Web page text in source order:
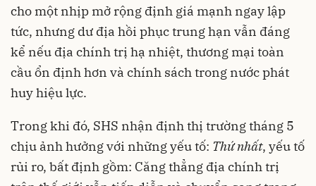
cho một nhịp mở rộng định giá mạnh ngay lập
tức, nhưng dư địa hồi phục trung hạn vẫn đáng
kể nếu địa chính trị hạ nhiệt, thương mại toàn
cầu ổn định hơn và chính sách trong nước phát
huy hiệu lực.
Trong khi đó, SHS nhận định thị trường tháng 5
chịu ảnh hưởng với những yếu tố: Thứ nhất, yếu tố
rủi ro, bất định gồm: Căng thẳng địa chính trị